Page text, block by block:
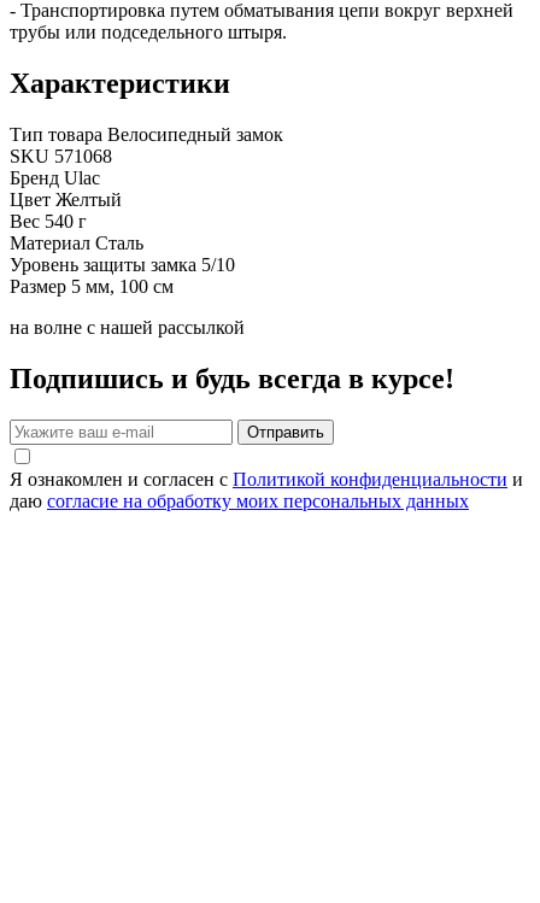
- Транспортировка путем обматывания цепи вокруг верхней
трубы или подседельного штыря.
Характеристики
Тип товара Велосипедный замок
SKU 571068
Бренд Ulac
Цвет Желтый
Вес 540 г
Материал Сталь
Уровень защиты замка 5/10
Размер 5 мм, 100 см
на волне с нашей рассылкой
Подпишись и будь всегда в курсе!
Отправить
Я ознакомлен и согласен с Политикой конфиденциальности и
даю согласие на обработку моих персональных данных